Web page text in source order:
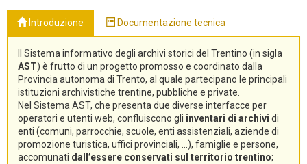
Introduzione Documentazione tecnica
Il Sistema informativo degli archivi storici del Trentino (in sigla
AST) è frutto di un progetto promosso e coordinato dalla
Provincia autonoma di Trento, al quale partecipano le principali
istituzioni archivistiche trentine, pubbliche e private.
Nel Sistema AST, che presenta due diverse interfacce per
operatori e utenti web, confluiscono gli inventari di archivi di
enti (comuni, parrocchie, scuole, enti assistenziali, aziende di
promozione turistica, uffici provinciali, ...), famiglie e persone,
accomunati dall’essere conservati sul territorio trentino;